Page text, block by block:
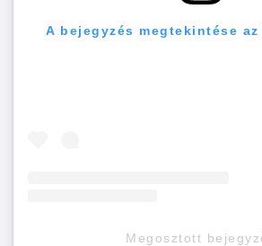
A bejegyzés megtekintése
Megosztott